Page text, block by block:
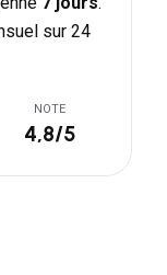
sur 24
NOTE
4,8/5